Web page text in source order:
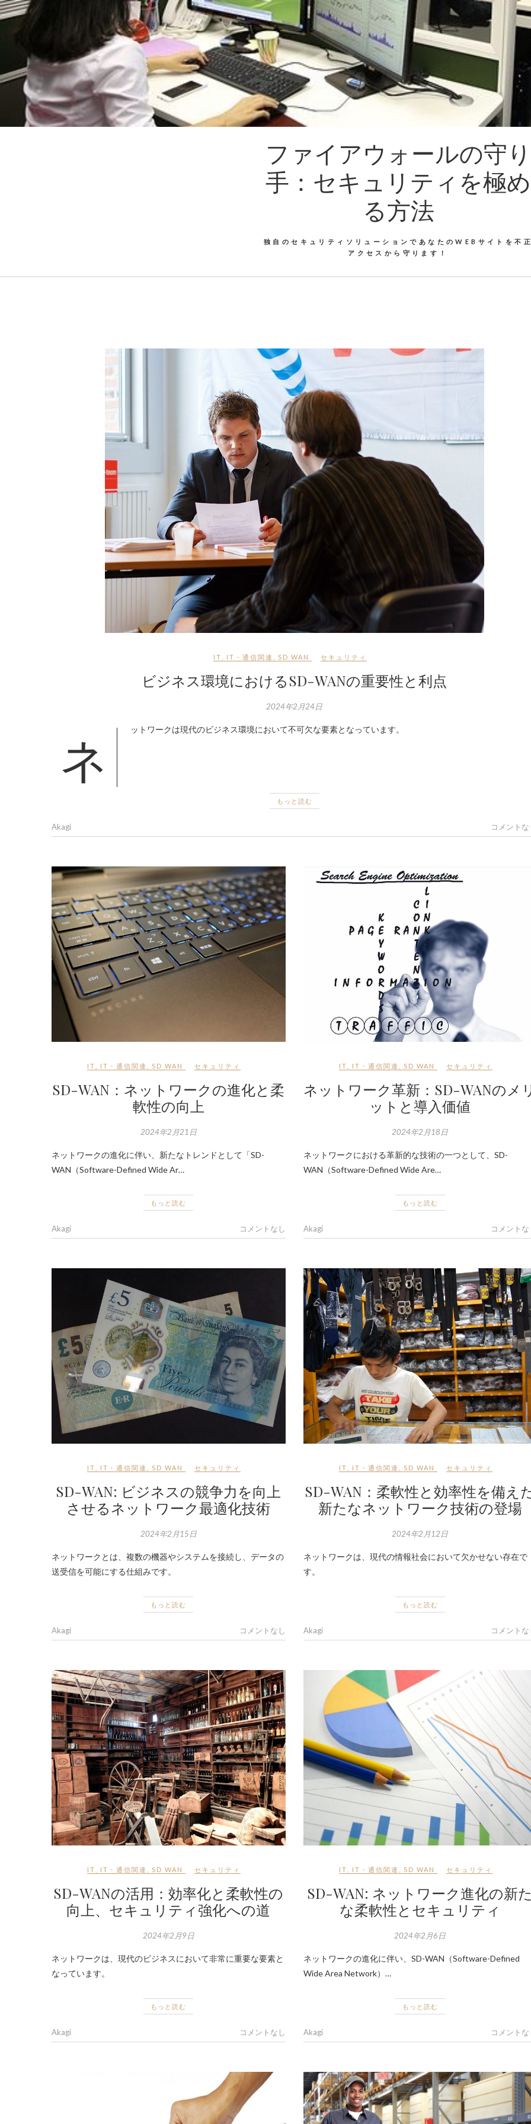
ファイアウォールの守り
手：セキュリティを極め
る方法
独自のセキュリティソリューションであなたのWEBサイトを不
アクセスから守ります！
IT IT・通信関連 SD WAN セキュリティ
ビジネス環境におけるSD-WANの重要性と利点
2024年2月24日
ネットワークは現代のビジネス環境において不可欠な要素となっています。
もっと読む
Akagi コメントな
IT IT・通信関連 SD WAN セキュリティ
SD-WAN：ネットワークの進化と柔
軟性の向上
2024年2月21日
ネットワークの進化に伴い、新たなトレンドとして「SD-
WAN（Software-Defined Wide Ar…
もっと読む
Akagi コメントなし
IT IT・通信関連 SD WAN セキュリティ
ネットワーク革新：SD-WANのメ
ットと導入価値
2024年2月18日
ネットワークにおける革新的な技術の一つとして、SD-
WAN（Software-Defined Wide Are…
もっと読む
Akagi コメントな
IT IT・通信関連 SD WAN セキュリティ
SD-WAN: ビジネスの競争力を向上
させるネットワーク最適化技術
2024年2月15日
ネットワークとは、複数の機器やシステムを接続し、データの
送受信を可能にする仕組みです。
もっと読む
Akagi コメントなし
IT IT・通信関連 SD WAN セキュリティ
SD-WAN：柔軟性と効率性を備え
新たなネットワーク技術の登場
2024年2月12日
ネットワークは、現代の情報社会において欠かせない存在で
す。
もっと読む
Akagi コメントな
IT IT・通信関連 SD WAN セキュリティ
SD-WANの活用：効率化と柔軟性の
向上、セキュリティ強化への道
2024年2月9日
ネットワークは、現代のビジネスにおいて非常に重要な要素と
なっています。
もっと読む
Akagi コメントなし
IT IT・通信関連 SD WAN セキュリティ
SD-WAN: ネットワーク進化の新
な柔軟性とセキュリティ
2024年2月6日
ネットワークの進化に伴い、SD-WAN（Software-Defined
Wide Area Network）…
もっと読む
Akagi コメントな